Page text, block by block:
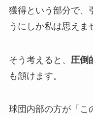
獲得という部分で、
うにしか私は思えま
そう考えると、 圧倒
も頷けます。
球団内部の方が「こ